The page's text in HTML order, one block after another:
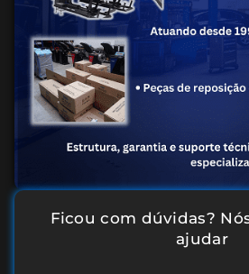
Ficou com dúvidas?
ajudar